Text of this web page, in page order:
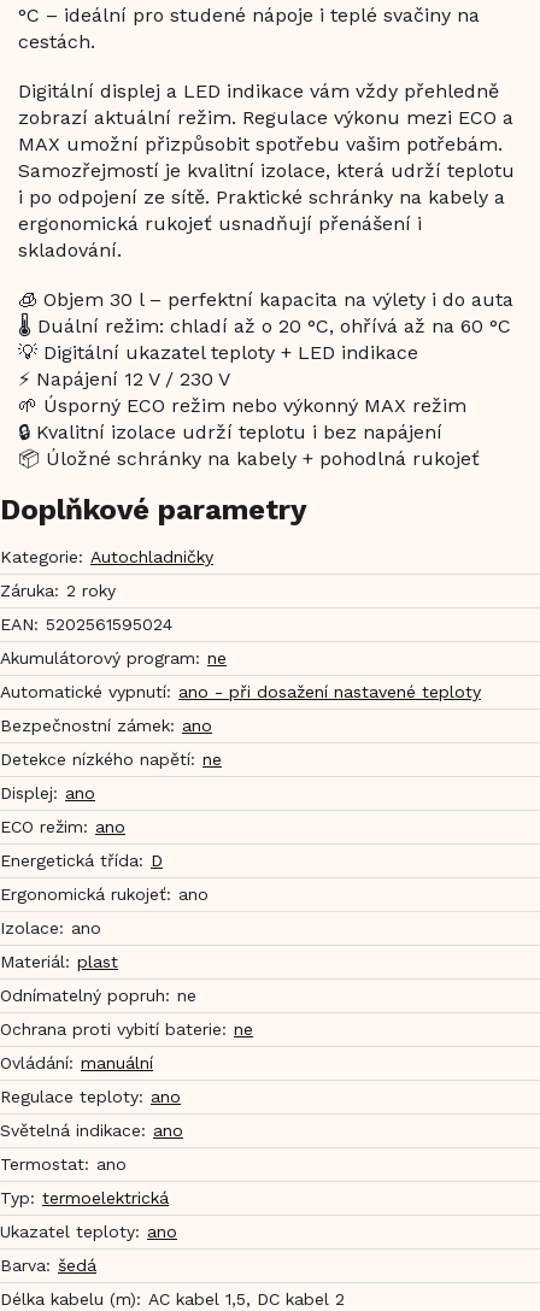
°C – ideální pro studené nápoje i teplé svačiny na
cestách.
Digitální displej a LED indikace vám vždy přehledně
zobrazí aktuální režim. Regulace výkonu mezi ECO a
MAX umožní přizpůsobit spotřebu vašim potřebám.
Samozřejmostí je kvalitní izolace, která udrží teplotu
i po odpojení ze sítě. Praktické schránky na kabely a
ergonomická rukojeť usnadňují přenášení i
skladování.
🧊 Objem 30 l – perfektní kapacita na výlety i do auta
🌡️ Duální režim: chladí až o 20 °C, ohřívá až na 60 °C
💡 Digitální ukazatel teploty + LED indikace
⚡ Napájení 12 V / 230 V
🌱 Úsporný ECO režim nebo výkonný MAX režim
🔒 Kvalitní izolace udrží teplotu i bez napájení
📦 Úložné schránky na kabely + pohodlná rukojeť
Doplňkové parametry
Kategorie: Autochladničky
Záruka: 2 roky
EAN: 5202561595024
Akumulátorový program: ne
Automatické vypnutí: ano - při dosažení nastavené teploty
Bezpečnostní zámek: ano
Detekce nízkého napětí: ne
Displej: ano
ECO režim: ano
Energetická třída: D
Ergonomická rukojeť: ano
Izolace: ano
Materiál: plast
Odnímatelný popruh: ne
Ochrana proti vybití baterie: ne
Ovládání: manuální
Regulace teploty: ano
Světelná indikace: ano
Termostat: ano
Typ: termoelektrická
Ukazatel teploty: ano
Barva: šedá
Délka kabelu (m): AC kabel 1,5, DC kabel 2